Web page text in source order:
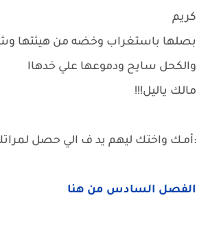
كريم
بصلها باستغراب وخضه من هيئتها
والكحل سايح ودموعها علي خدهاا
مالك ياليل!!!
:أمـك واختك ليهم يد ف الي حصل
الفصل السادس من هنا